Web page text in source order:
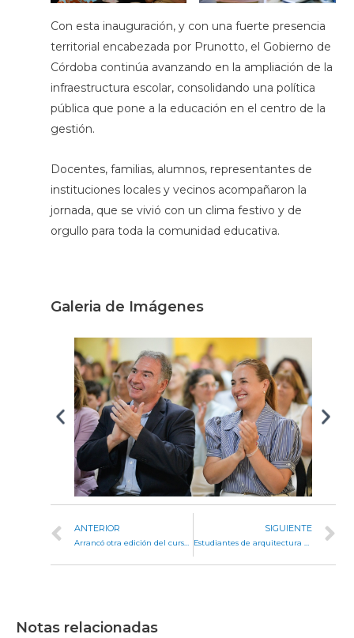
Con esta inauguración, y con una fuerte presencia
territorial encabezada por Prunotto, el Gobierno de
Córdoba continúa avanzando en la ampliación de la
infraestructura escolar, consolidando una política
pública que pone a la educación en el centro de la
gestión.
Docentes, familias, alumnos, representantes de
instituciones locales y vecinos acompañaron la
jornada, que se vivió con un clima festivo y de
orgullo para toda la comunidad educativa.
Galeria de Imágenes
ANTERIOR
Arrancó otra edición del curso de promotores del desarrollo personal y liderazgo en organizaciones
SIGUIENTE
Notas relacionadas